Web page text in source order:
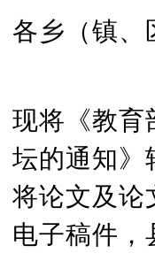
各乡（镇、
现将《教育
坛的通知》
将论文及论
电子稿件，